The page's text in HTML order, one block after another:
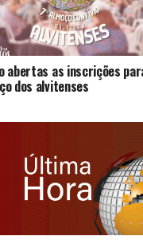
abertas as inscrições
dos alvitenses